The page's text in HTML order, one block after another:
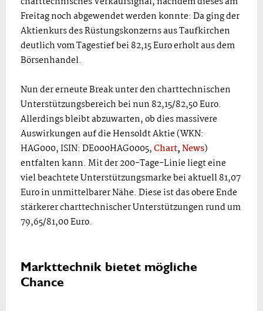
Freitag noch abgewendet werden konnte: Da ging der
Aktienkurs des Rüstungskonzerns aus Taufkirchen
deutlich vom Tagestief bei 82,15 Euro erholt aus dem
Börsenhandel.
Nun der erneute Break unter den charttechnischen
Unterstützungsbereich bei nun 82,15/82,50 Euro.
Allerdings bleibt abzuwarten, ob dies massivere
Auswirkungen auf die Hensoldt Aktie (WKN:
HAG000, ISIN: DE000HAG0005,Chart,News)
entfalten kann. Mit der 200-Tage-Linie liegt eine
viel beachtete Unterstützungsmarke bei aktuell 81,07
Euro in unmittelbarer Nähe. Diese ist das obere Ende
stärkerer charttechnischer Unterstützungen rund um
79,65/81,00 Euro.
Markttechnik bietet mögliche
Chance